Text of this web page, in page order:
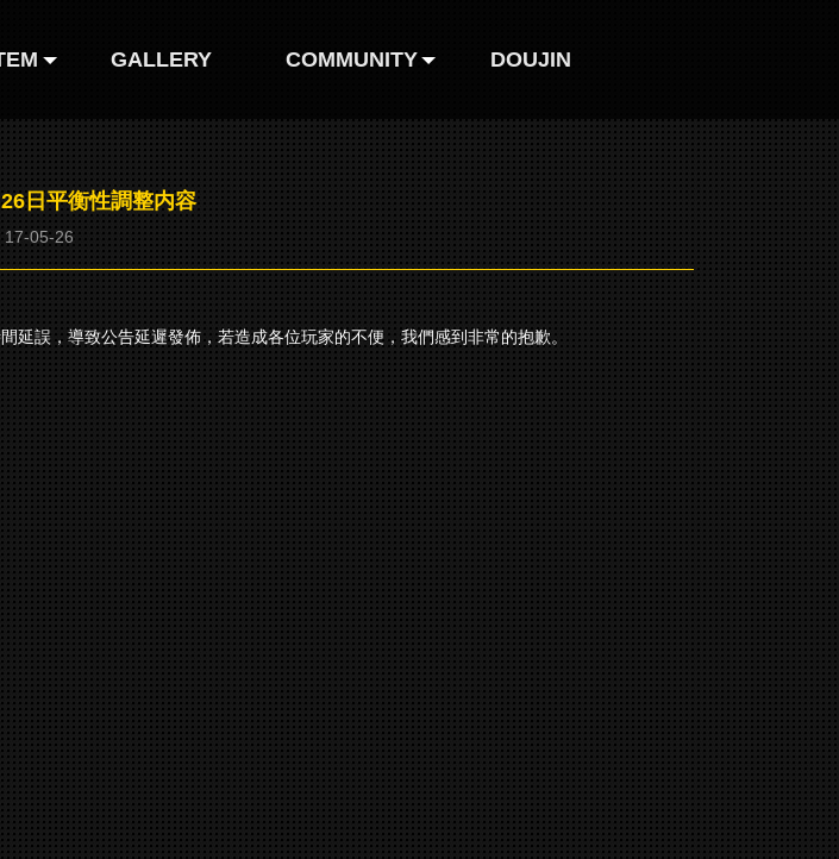
扮
GALLERY COMMUNITY DOUJIN
26日平衡性調整内容
17-05-26
誤，導致公告延遲發佈，若造成各位玩家的不便，我們感到非常的抱歉。